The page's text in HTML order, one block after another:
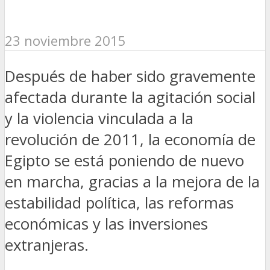
23 noviembre 2015
Después de haber sido gravemente
afectada durante la agitación social
y la violencia vinculada a la
revolución de 2011, la economía de
Egipto se está poniendo de nuevo
en marcha, gracias a la mejora de la
estabilidad política, las reformas
económicas y las inversiones
extranjeras.